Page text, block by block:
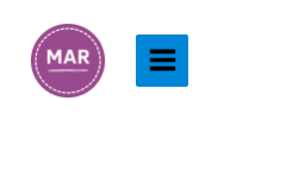
contenido